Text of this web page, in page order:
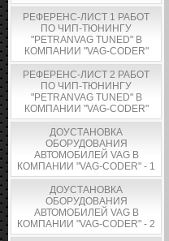
РЕФЕРЕНС-ЛИСТ 1 РАБОТ
ПО ЧИП-ТЮНИНГУ
"PETRANVAG TUNED" В
КОМПАНИИ "VAG-CODER"
РЕФЕРЕНС-ЛИСТ 2 РАБОТ
ПО ЧИП-ТЮНИНГУ
"PETRANVAG TUNED" В
КОМПАНИИ "VAG-CODER"
ДОУСТАНОВКА
ОБОРУДОВАНИЯ
АВТОМОБИЛЕЙ VAG В
КОМПАНИИ "VAG-CODER" - 1
ДОУСТАНОВКА
ОБОРУДОВАНИЯ
АВТОМОБИЛЕЙ VAG В
КОМПАНИИ "VAG-CODER" - 2